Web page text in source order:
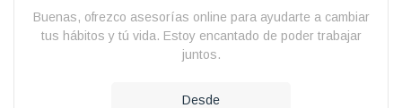
Buenas, ofrezco asesorías online para ayudarte a cambiar
tus hábitos y tú vida. Estoy encantado de poder trabajar
juntos.
Desde